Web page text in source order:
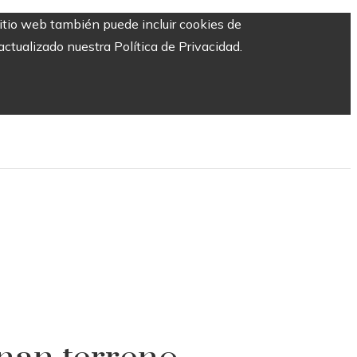
web también puede incluir cookies de
nuestra Política de Privacidad.